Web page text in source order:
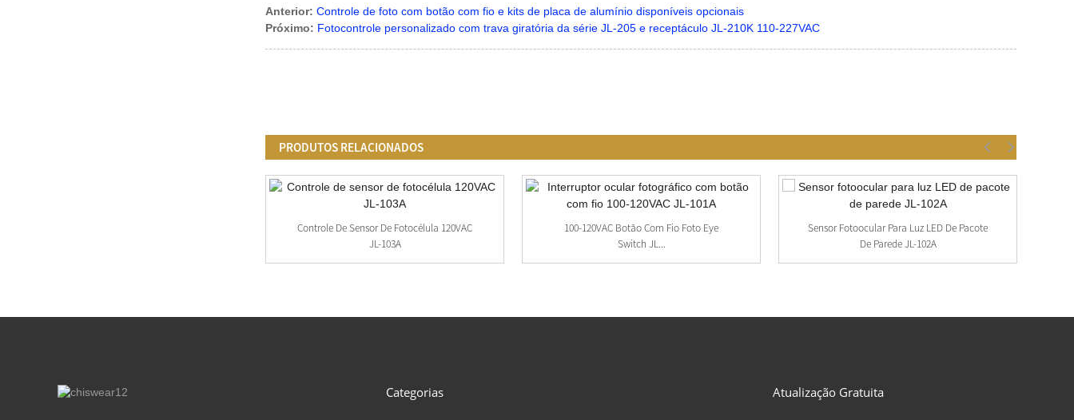
Anterior: Controle de foto com botão com fio e kits de placa de alumínio disponíveis opcionais
Próximo: Fotocontrole personalizado com trava giratória da série JL-205 e receptáculo JL-210K 110-227VAC
PRODUTOS RELACIONADOS
Controle De Sensor De Fotocélula 120VAC
JL-103A
100-120VAC Botão Com Fio Foto Eye
Switch JL...
Sensor Fotoocular Para Luz LED De Pacote
De Parede JL-102A
Categorias Atualização Gratuita